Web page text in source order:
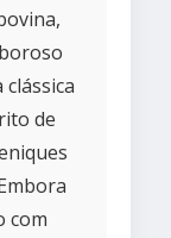
de
com